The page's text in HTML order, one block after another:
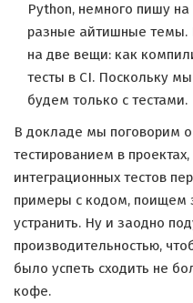
Python, немного пишу
разные айтишные темы.
на две вещи: как
тесты в CI. Поскольку
будем только с тестами.
В докладе мы поговорим
тестированием в
интеграционных тестов
примеры с кодом, поищем
устранить. Ну и заодно
производительностью,
было успеть сходить не
кофе.